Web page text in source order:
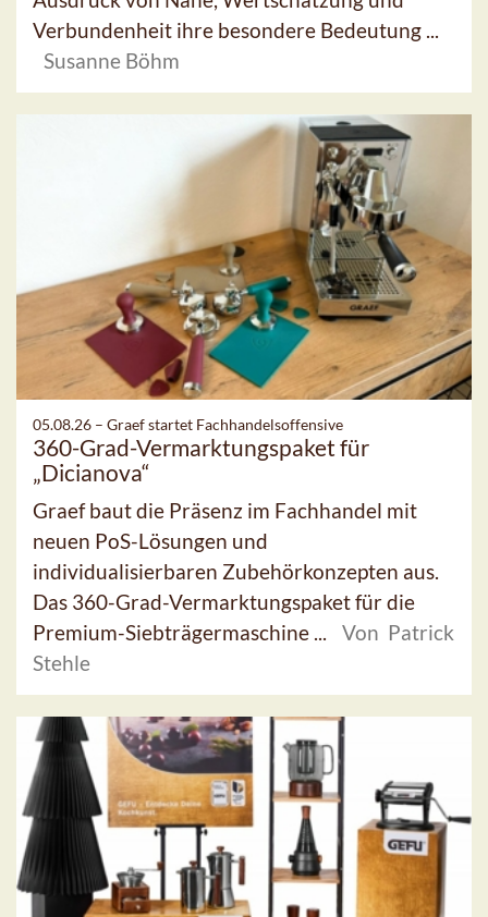
Verbundenheit ihre besondere Bedeutung ...
Susanne Böhm
05.08.26 – Graef startet Fachhandelsoffensive
360-Grad-Vermarktungspaket für
„Dicianova“
Graef baut die Präsenz im Fachhandel mit
neuen PoS-Lösungen und
individualisierbaren Zubehörkonzepten aus.
Das 360-Grad-Vermarktungspaket für die
Premium-Siebträgermaschine ...
Von Patrick
Stehle